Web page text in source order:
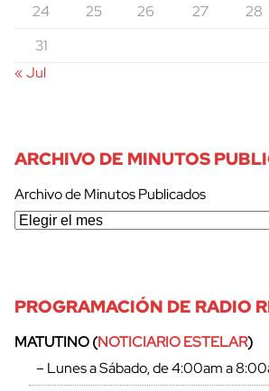
24
25 26 27 28
31
« Jul
ARCHIVO DE MINUTOS
Archivo de Minutos Publicados
PROGRAMACIÓN DE RADIO
MATUTINO (NOTICIARIO ESTELAR)
– Lunes a Sábado, de 4:00am a